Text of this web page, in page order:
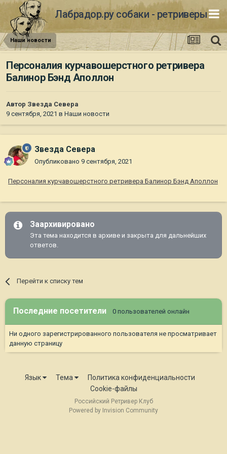
Лабрадор.ру собаки - ретриверы
Наши новости
Персоналия курчавошерстного ретривера
Балинор Бэнд Аполлон
Автор Звезда Севера
9 сентября, 2021 в Наши новости
Звезда Севера
Опубликовано 9 сентября, 2021
Персоналия курчавошерстного ретривера Балинор Бэнд Аполлон
Заархивировано
Эта тема находится в архиве и закрыта для дальнейших
ответов.
Перейти к списку тем
Последние посетители 0 пользователей онлайн
Ни одного зарегистрированного пользователя не просматривает
данную страницу
Язык Тема
Политика конфиденциальности
Cookie-файлы
Российский Ретривер Клуб
Powered by Invision Community